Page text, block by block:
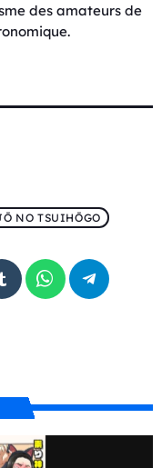
des amateurs de
NO TSUIHŌGO